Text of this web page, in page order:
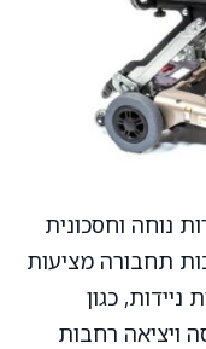
נוחה וחסכונית
תחבורה מציעות
כגון
ויציאה רחבות